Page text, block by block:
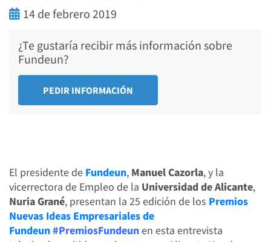
14 de febrero 2019
¿Te gustaría recibir más información sobre
Fundeun?
El presidente de Fundeun, Manuel Cazorla, y la
vicerrectora de Empleo de la Universidad de Alicante,
Nuria Grané, presentan la 25 edición de los Premios
Nuevas Ideas Empresariales de
Fundeun#PremiosFundeunen esta entrevista